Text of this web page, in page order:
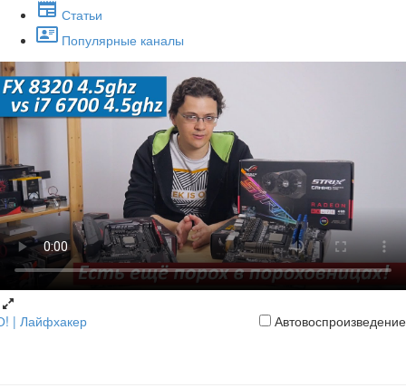
Статьи
Популярные каналы
Автовоспроизведение
| Лайфхакер